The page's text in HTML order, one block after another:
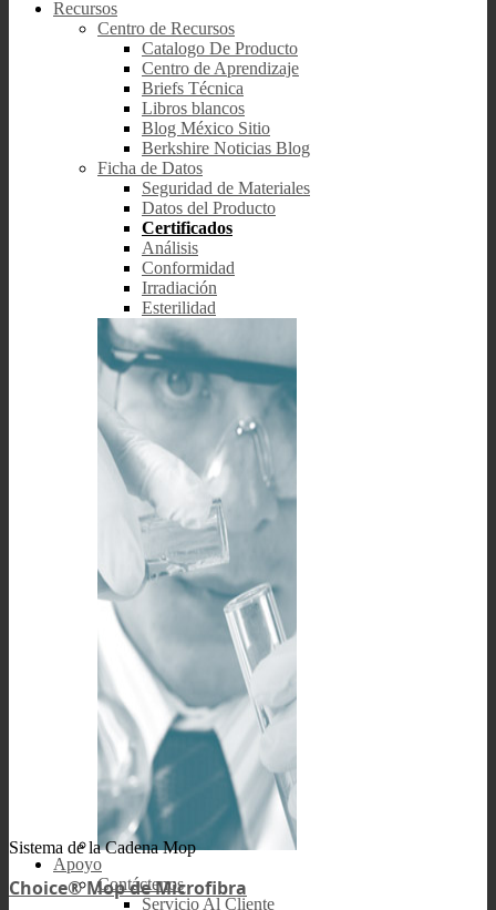
Recursos
Centro de Recursos
Catalogo De Producto
Centro de Aprendizaje
Briefs Técnica
Libros blancos
Blog México Sitio
Berkshire Noticias Blog
Ficha de Datos
Seguridad de Materiales
Datos del Producto
Certificados
Análisis
Conformidad
Irradiación
Esterilidad
Apoyo
Contáctenos
Servicio Al Cliente
Sistema de la Cadena Mop
Choice® Mop de Microfibra